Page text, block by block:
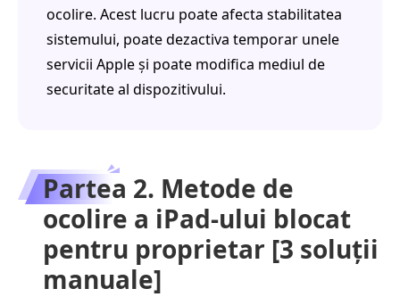
ocolire. Acest lucru poate afecta stabilitatea
sistemului, poate dezactiva temporar unele
servicii Apple și poate modifica mediul de
securitate al dispozitivului.
Partea 2. Metode de
ocolire a iPad-ului blocat
pentru proprietar [3 soluții
manuale]